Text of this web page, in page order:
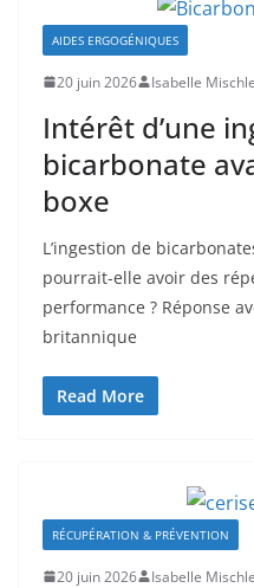
AIDES ERGOGÉNIQUES
20 juin 2026 Isabelle
Intérêt d’une
bicarbonate
boxe
L’ingestion de
pourrait-elle avoir des
performance ? Réponse
britannique
Read More
RÉCUPÉRATION & PRÉVENTION
20 juin 2026 Isabelle